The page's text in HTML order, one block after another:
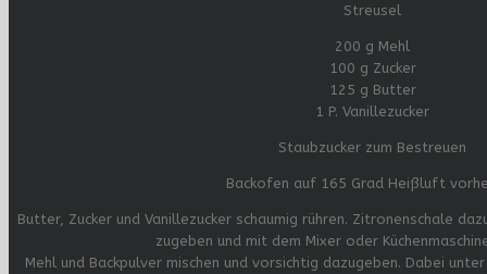
Streusel
200 g Mehl
100 g Zucker
125 g Butter
1 P. Vanillezucker
Staubzucker zum Bestreuen
Backofen auf 165 Grad Heißluft
Butter, Zucker und Vanillezucker schaumig rühren. Zitronenschale
zugeben und mit dem Mixer oder
Mehl und Backpulver mischen und vorsichtig dazugeben. Dabei